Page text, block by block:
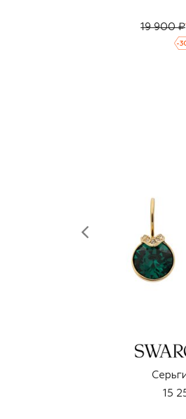
19 900 ₽
-
15